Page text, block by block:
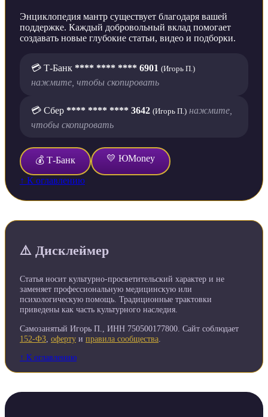
Энциклопедия мантр существует благодаря вашей
поддержке. Каждый добровольный вклад помогает
создавать новые глубокие статьи, видео и подборки.
💳 Т-Банк **** **** **** 6901 (Игорь П.)
нажмите, чтобы скопировать
💳 Сбер **** **** **** 3642 (Игорь П.) нажмите,
чтобы скопировать
💰 Т-Банк 💛 ЮMoney
↑ К оглавлению
⚠️ Дисклеймер
Статья носит культурно-просветительский характер и не
заменяет профессиональную медицинскую или
психологическую помощь. Традиционные трактовки
приведены как часть культурного наследия.
Самозанятый Игорь П., ИНН 750500177800. Сайт соблюдает
152-ФЗ оферту и правила сообщества
↑ К оглавлению